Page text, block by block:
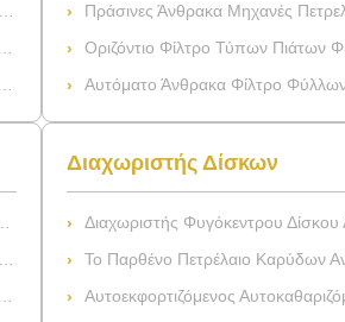
Πράσινες Άνθρακα Μηχανές Πετρελαίου
Οριζόντιο Φίλτρο Τύπων Πιάτων
Αυτόματο Άνθρακα Φίλτρο Φύλλων
Διαχωριστής Δίσκων
Διαχωριστής Φυγόκεντρου Δίσκου
Το Παρθένο Πετρέλαιο Καρύδων Ανοξείδωτου
Αυτοεκφορτιζόμενος